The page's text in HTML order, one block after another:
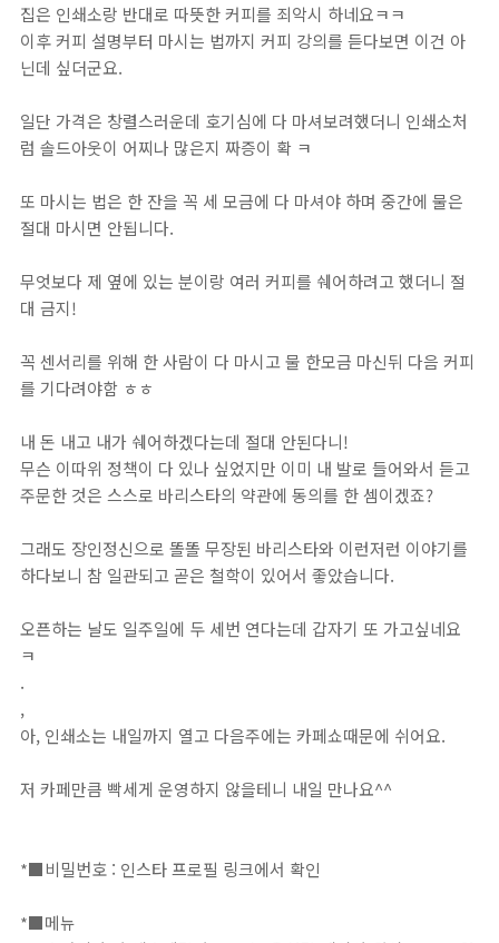
집은 인쇄소랑 반대로 따뜻한 커피를 죄악시 하네요ㅋㅋ⁣
이후 커피 설명부터 마시는 법까지 커피 강의를 듣다보면 이건 아
닌데 싶더군요. ⁣
일단 가격은 창렬스러운데 호기심에 다 마셔보려했더니 인쇄소처
럼 솔드아웃이 어찌나 많은지 짜증이 확 ㅋ⁣
또 마시는 법은 한 잔을 꼭 세 모금에 다 마셔야 하며 중간에 물은
절대 마시면 안됩니다.⁣
무엇보다 제 옆에 있는 분이랑 여러 커피를 쉐어하려고 했더니 절
대 금지! ⁣
꼭 센서리를 위해 한 사람이 다 마시고 물 한모금 마신뒤 다음 커피
를 기다려야함 ㅎㅎ⁣
내 돈 내고 내가 쉐어하겠다는데 절대 안된다니!⁣
무슨 이따위 정책이 다 있나 싶었지만 이미 내 발로 들어와서 듣고
주문한 것은 스스로 바리스타의 약관에 동의를 한 셈이겠죠?⁣
그래도 장인정신으로 똘똘 무장된 바리스타와 이런저런 이야기를
하다보니 참 일관되고 곧은 철학이 있어서 좋았습니다. ⁣
오픈하는 날도 일주일에 두 세번 연다는데 갑자기 또 가고싶네요
ㅋ⁣
.⁣
,⁣
아, 인쇄소는 내일까지 열고 다음주에는 카페쇼때문에 쉬어요. ⁣
저 카페만큼 빡세게 운영하지 않을테니 내일 만나요^^⁣
*■비밀번호 : 인스타 프로필 링크에서 확인⁣⁣⁣⁣⁣⁣⁣⁣⁣⁣⁣⁣⁣⁣⁣⁣⁣⁣⁣⁣⁣⁣⁣⁣⁣⁣⁣⁣⁣⁣⁣⁣⁣⁣⁣⁣⁣⁣⁣⁣⁣⁣⁣⁣⁣⁣⁣⁣⁣⁣⁣⁣⁣⁣⁣⁣⁣⁣⁣⁣⁣⁣⁣⁣⁣⁣⁣⁣⁣⁣⁣⁣⁣⁣⁣⁣⁣⁣⁣⁣⁣⁣⁣⁣⁣⁣⁣⁣⁣⁣⁣⁣⁣⁣⁣⁣⁣⁣⁣⁣⁣⁣⁣⁣⁣⁣⁣⁣⁣⁣⁣⁣⁣⁣⁣⁣⁣⁣⁣⁣⁣⁣⁣⁣⁣⁣⁣⁣⁣⁣⁣⁣⁣⁣⁣⁣⁣⁣⁣⁣⁣⁣⁣⁣⁣⁣⁣⁣⁣⁣⁣⁣⁣⁣⁣⁣⁣⁣⁣⁣⁣⁣⁣⁣⁣⁣⁣⁣⁣⁣⁣⁣⁣⁣⁣⁣⁣⁣⁣⁣⁣⁣⁣⁣⁣⁣⁣⁣⁣⁣⁣⁣⁣⁣⁣⁣⁣⁣⁣⁣⁣⁣⁣⁣⁣⁣⁣⁣⁣⁣⁣⁣⁣⁣⁣⁣⁣⁣⁣⁣⁣⁣⁣⁣⁣⁣⁣⁣⁣⁣⁣⁣⁣⁣
*■메뉴⁣⁣⁣⁣⁣⁣⁣⁣⁣⁣⁣⁣⁣⁣⁣⁣⁣⁣⁣⁣⁣⁣⁣⁣⁣⁣⁣⁣⁣⁣⁣⁣⁣⁣⁣⁣⁣⁣⁣⁣⁣⁣⁣⁣⁣⁣⁣⁣⁣⁣⁣⁣⁣⁣⁣⁣⁣⁣⁣⁣⁣⁣⁣⁣⁣⁣⁣⁣⁣⁣⁣⁣⁣⁣⁣⁣⁣⁣⁣⁣⁣⁣⁣⁣⁣⁣⁣⁣⁣⁣⁣⁣⁣⁣⁣⁣⁣⁣⁣⁣⁣⁣⁣⁣⁣⁣⁣⁣⁣⁣⁣⁣⁣⁣⁣⁣⁣⁣⁣⁣⁣⁣⁣⁣⁣⁣⁣⁣⁣⁣⁣⁣⁣⁣⁣⁣⁣⁣⁣⁣⁣⁣⁣⁣⁣⁣⁣⁣⁣⁣⁣⁣⁣⁣⁣⁣⁣⁣⁣⁣⁣⁣⁣⁣⁣⁣⁣⁣⁣⁣⁣⁣⁣⁣⁣⁣⁣⁣⁣⁣⁣⁣⁣⁣⁣⁣⁣⁣⁣⁣⁣⁣⁣⁣⁣⁣⁣⁣⁣⁣⁣⁣⁣⁣⁣⁣⁣⁣⁣⁣⁣⁣⁣⁣⁣⁣⁣⁣⁣⁣⁣⁣⁣⁣⁣⁣⁣⁣⁣⁣⁣⁣⁣⁣⁣⁣⁣⁣⁣⁣⁣⁣⁣⁣⁣⁣⁣⁣⁣⁣⁣⁣⁣⁣⁣⁣⁣⁣⁣⁣